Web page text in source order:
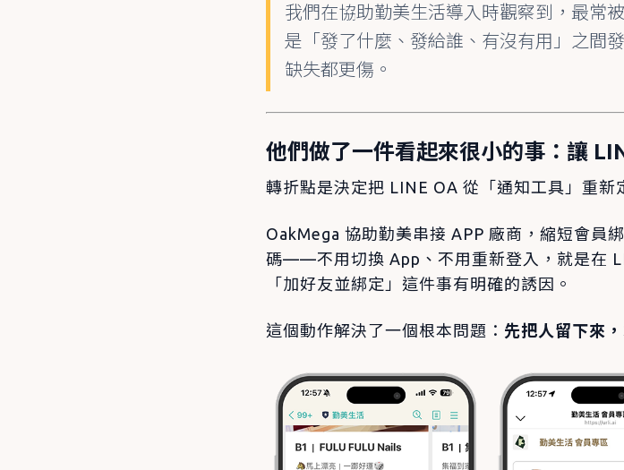
我們在協助勤美生活導入時觀察到，最常
是「發了什麼、發給誰、有沒有用」之間
缺失都更傷。
他們做了一件看起來很小的事：讓
轉折點是決定把 LINE OA 從「通知工具」重新
OakMega 協助勤美串接 APP 廠商，縮短會員
碼——不用切換 App、不用重新登入，就是在
「加好友並綁定」這件事有明確的誘因。
這個動作解決了一個根本問題： 先把人留下來